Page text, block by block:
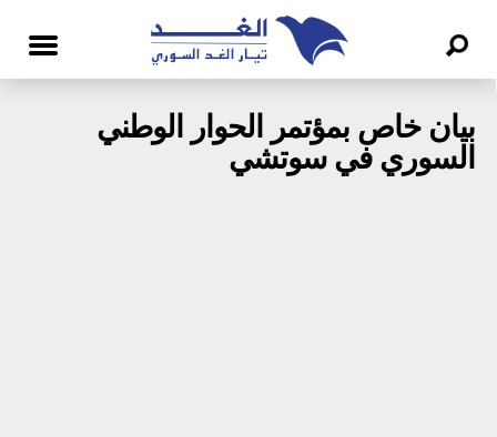
بيان خاص بمؤتمر الحوار الوطني
السوري في سوتشي